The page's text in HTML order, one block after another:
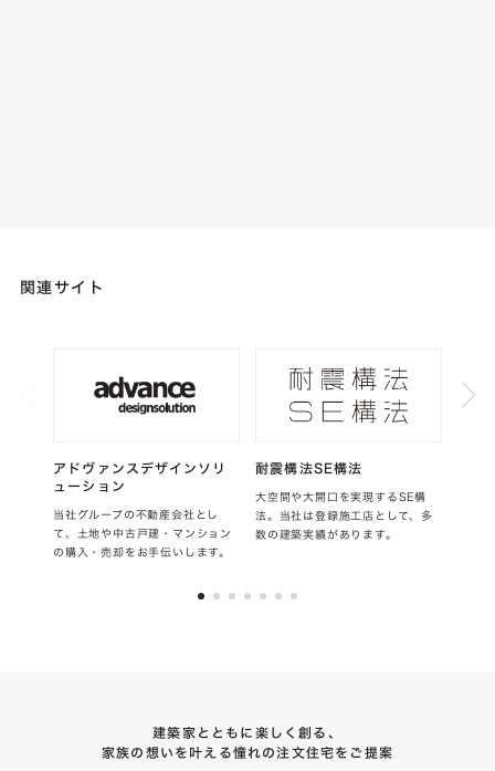
関連サイト
アドヴァンスデザインソリ
ューション
当社グループの不動産会社とし
て、土地や中古戸建・マンション
の購入・売却をお手伝いします。
耐震構法SE構法
大空間や大開口を実現するSE構
法。当社は登録施工店として、多
数の建築実績があります。
建築家とともに楽しく創る、
家族の想いを叶える憧れの注文住宅をご提案